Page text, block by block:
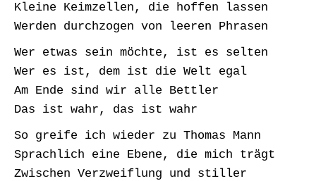
Kleine Keimzellen, die hoffen lassen
Werden durchzogen von leeren Phrasen
Wer etwas sein möchte, ist es selten
Wer es ist, dem ist die Welt egal
Am Ende sind wir alle Bettler
Das ist wahr, das ist wahr
So greife ich wieder zu Thomas Mann
Sprachlich eine Ebene, die mich trägt
Zwischen Verzweiflung und stiller